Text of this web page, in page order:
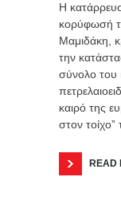
Η
κορύφωσή
Μαμιδάκη,
την
σύνολο του
καιρό της
στον τοίχο”
READ